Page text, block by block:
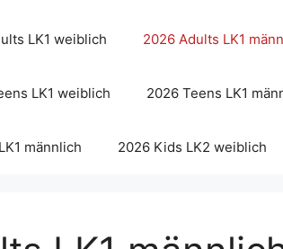
LK1 weiblich 2026 Adults LK1
LK1 weiblich 2026 Teens LK1
männlich 2026 Kids LK2 weiblich